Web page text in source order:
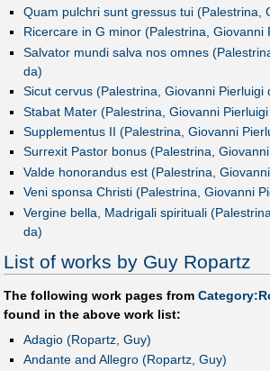
Quam pulchri sunt gressus tui (Palestrina,
Ricercare in G minor (Palestrina, Giovanni
Salvator mundi salva nos omnes
da)
Sicut cervus (Palestrina, Giovanni Pierluigi
Stabat Mater (Palestrina, Giovanni
Supplementus II (Palestrina, Giovanni
Surrexit Pastor bonus (Palestrina,
Valde honorandus est (Palestrina,
Veni sponsa Christi (Palestrina, Giovanni
Vergine bella, Madrigali spirituali
da)
List of works by Guy Ropartz
The following work pages from
found in the above work list:
Adagio (Ropartz, Guy)
Andante and Allegro (Ropartz, Guy)